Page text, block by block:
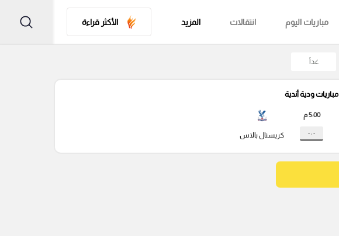
مباريات اليوم انتقالات المزيد الأكثر قراءة
غداً
مباريات ودية أندية
5:00 م
- : - كريستال بالاس